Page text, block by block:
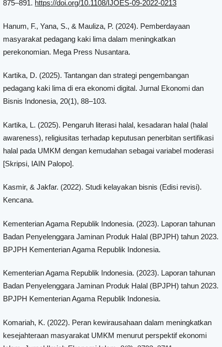
875–891. https://doi.org/10.1108/IJOES-09-2022-0213
Hanum, F., Yana, S., & Mauliza, P. (2024). Pemberdayaan
masyarakat pedagang kaki lima dalam meningkatkan
perekonomian. Mega Press Nusantara.
Kartika, D. (2025). Tantangan dan strategi pengembangan
pedagang kaki lima di era ekonomi digital. Jurnal Ekonomi dan
Bisnis Indonesia, 20(1), 88–103.
Kartika, L. (2025). Pengaruh literasi halal, kesadaran halal (halal
awareness), religiusitas terhadap keputusan penerbitan sertifikasi
halal pada UMKM dengan kemudahan sebagai variabel moderasi
[Skripsi, IAIN Palopo].
Kasmir, & Jakfar. (2022). Studi kelayakan bisnis (Edisi revisi).
Kencana.
Kementerian Agama Republik Indonesia. (2023). Laporan tahunan
Badan Penyelenggara Jaminan Produk Halal (BPJPH) tahun 2023.
BPJPH Kementerian Agama Republik Indonesia.
Kementerian Agama Republik Indonesia. (2023). Laporan tahunan
Badan Penyelenggara Jaminan Produk Halal (BPJPH) tahun 2023.
BPJPH Kementerian Agama Republik Indonesia.
Komariah, K. (2022). Peran kewirausahaan dalam meningkatkan
kesejahteraan masyarakat UMKM menurut perspektif ekonomi